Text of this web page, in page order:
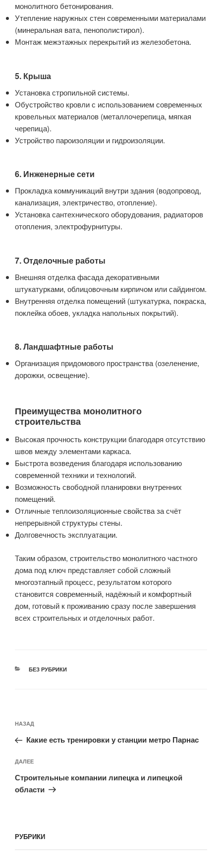
монолитного бетонирования.
Утепление наружных стен современными материалами
(минеральная вата, пенополистирол).
Монтаж межэтажных перекрытий из железобетона.
5. Крыша
Установка стропильной системы.
Обустройство кровли с использованием современных
кровельных материалов (металлочерепица, мягкая
черепица).
Устройство пароизоляции и гидроизоляции.
6. Инженерные сети
Прокладка коммуникаций внутри здания (водопровод,
канализация, электричество, отопление).
Установка сантехнического оборудования, радиаторов
отопления, электрофурнитуры.
7. Отделочные работы
Внешняя отделка фасада декоративными
штукатурками, облицовочным кирпичом или сайдингом.
Внутренняя отделка помещений (штукатурка, покраска,
поклейка обоев, укладка напольных покрытий).
8. Ландшафтные работы
Организация придомового пространства (озеленение,
дорожки, освещение).
Преимущества монолитного
строительства
Высокая прочность конструкции благодаря отсутствию
швов между элементами каркаса.
Быстрота возведения благодаря использованию
современной техники и технологий.
Возможность свободной планировки внутренних
помещений.
Отличные теплоизоляционные свойства за счёт
непрерывной структуры стены.
Долговечность эксплуатации.
Таким образом, строительство монолитного частного
дома под ключ представляет собой сложный
многоэтапный процесс, результатом которого
становится современный, надёжный и комфортный
дом, готовый к проживанию сразу после завершения
всех строительных и отделочных работ.
РУБРИКИ
БЕЗ РУБРИКИ
по
записям
Предыдущая
запись:
НАЗАД
Какие есть тренировки у станции метро Парнас
Следующая
запись
ДАЛЕЕ
Строительные компании липецка и липецкой
области
РУБРИКИ